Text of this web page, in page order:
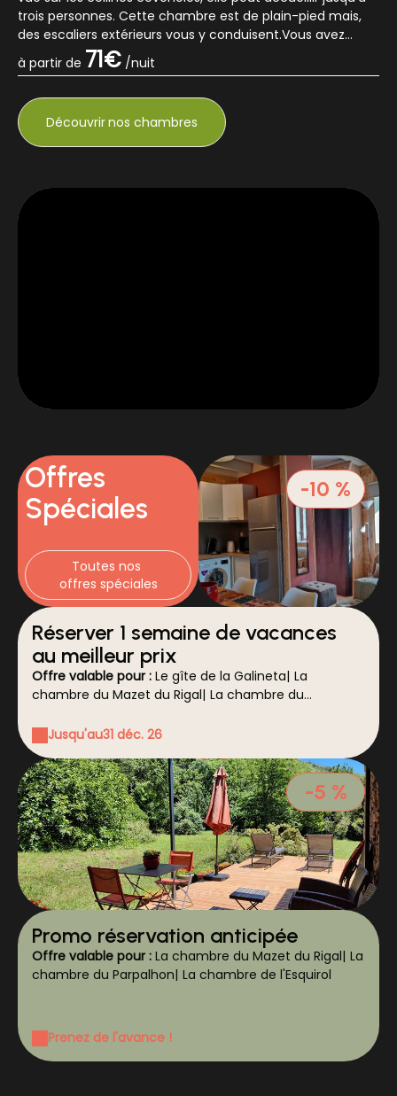
trois personnes. Cette chambre est de plain-pied mais,
des escaliers extérieurs vous y conduisent.Vous avez
accès à une terra...
à partir de 71€ /nuit
Découvrirnos chambres
Offres
Spéciales
Toutes nos
offres spéciales
-10 %
Réserver 1 semaine de vacances
au meilleur prix
Offre valable pour : Le gîte de la Galineta| La
chambre du Mazet du Rigal| La chambre du
l'Esquirol
Jusqu'au31 déc. 26
-5 %
Promo réservation anticipée
Offre valable pour : La chambre du Mazet du Rigal| La
chambre du Parpalhon| La chambre de l'Esquirol
Prenez de l'avance !